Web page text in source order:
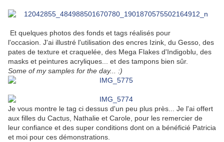
Et quelques photos des fonds et tags réalisés pour
l'occasion. J'ai illustré l'utilisation des encres Izink, du Gesso, des
pates de texture et craquelée, des Mega Flakes d'Indigoblu, des
masks et peintures acryliques... et des tampons bien sûr.
Some of my samples for the day... :)
Je vous montre le tag ci dessus d'un peu plus près... Je l'ai offert
aux filles du Cactus, Nathalie et Carole, pour les remercier de
leur confiance et des super conditions dont on a bénéficié Patricia
et moi pour ces démonstrations.